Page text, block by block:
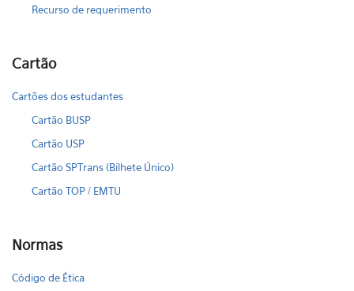
Recurso de requerimento
Cartão
Cartões dos estudantes
Cartão BUSP
Cartão USP
Cartão SPTrans (Bilhete Único)
Cartão TOP / EMTU
Normas
Código de Ética